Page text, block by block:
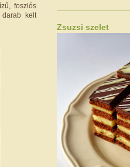
foszlós
darab kelt
Zsuzsi szelet